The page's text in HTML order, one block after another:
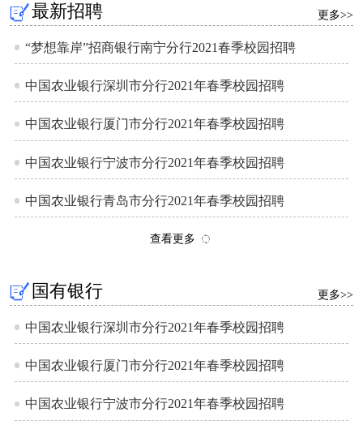
最新招聘 更多>>
“梦想靠岸”招商银行南宁分行2021春季校园招聘
中国农业银行深圳市分行2021年春季校园招聘
中国农业银行厦门市分行2021年春季校园招聘
中国农业银行宁波市分行2021年春季校园招聘
中国农业银行青岛市分行2021年春季校园招聘
查看更多
国有银行 更多>>
中国农业银行深圳市分行2021年春季校园招聘
中国农业银行厦门市分行2021年春季校园招聘
中国农业银行宁波市分行2021年春季校园招聘